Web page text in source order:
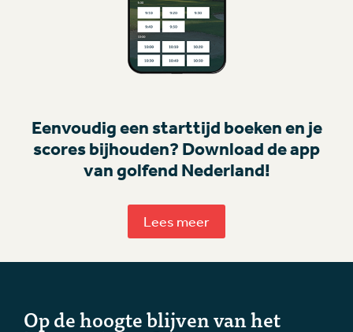
Eenvoudig een starttijd boeken en je
scores bijhouden? Download de app
van golfend Nederland!
Lees meer
Op de hoogte blijven van het